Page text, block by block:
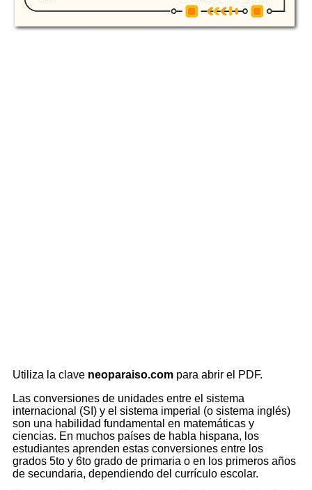
Utiliza la clave neoparaiso.com para abrir el PDF.
Las conversiones de unidades entre el sistema
internacional (SI) y el sistema imperial (o sistema inglés)
son una habilidad fundamental en matemáticas y
ciencias. En muchos países de habla hispana, los
estudiantes aprenden estas conversiones entre los
grados 5to y 6to grado de primaria o en los primeros años
de secundaria, dependiendo del currículo escolar.